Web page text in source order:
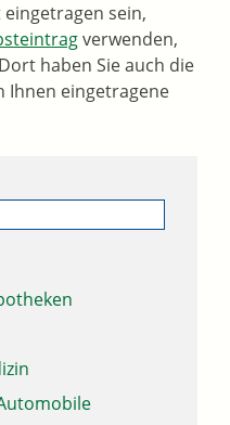
sein,
verwenden,
haben Sie auch die
Ihnen eingetragene